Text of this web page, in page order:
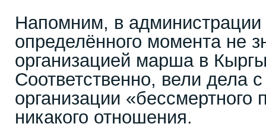
Напомним, в
определённого момента не
организацией марша в
Соответственно, вели дела
организации «бессмертного
никакого отношения.